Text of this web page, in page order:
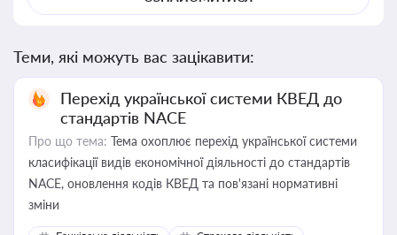
Теми, які можуть вас зацікавити:
Перехід української системи КВЕД до
стандартів NACE
Про що тема: Тема охоплює перехід української системи
класифікації видів економічної діяльності до стандартів
NACE, оновлення кодів КВЕД та пов'язані нормативні
зміни